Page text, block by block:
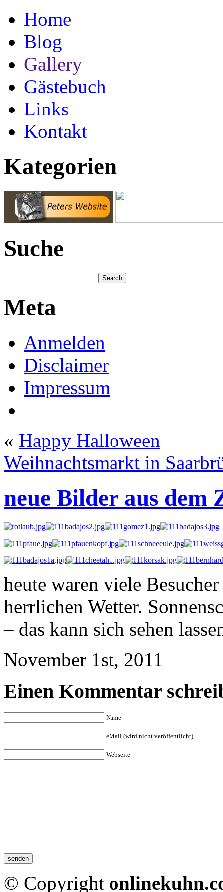
Home
Blog
Gallery
Gästebuch
Links
Kontakt
Kategorien
Suche
Meta
Anmelden
Disclaimer
Impressum
« Happy Halloween
Weihnachtsmarkt in
neue Bilder aus dem
heute waren viele
herrlichen Wetter.
– das kann sich sehen
November 1st, 2011
Einen Kommentar
Name
eMail (wird nicht veröffentlicht)
Webseite
© Copyright